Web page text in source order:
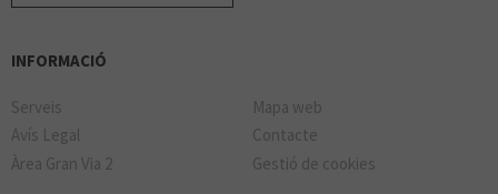
INFORMACIÓ
Serveis
Mapa web
Avís Legal
Contacte
Àrea Gran Via 2
Gestió de cookies